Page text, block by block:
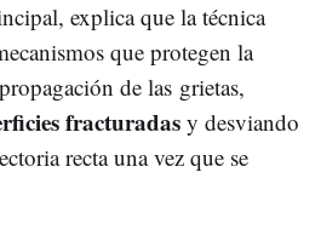
explica que la técnica
que protegen la
de las grietas,
fracturadas y desviando
recta una vez que se